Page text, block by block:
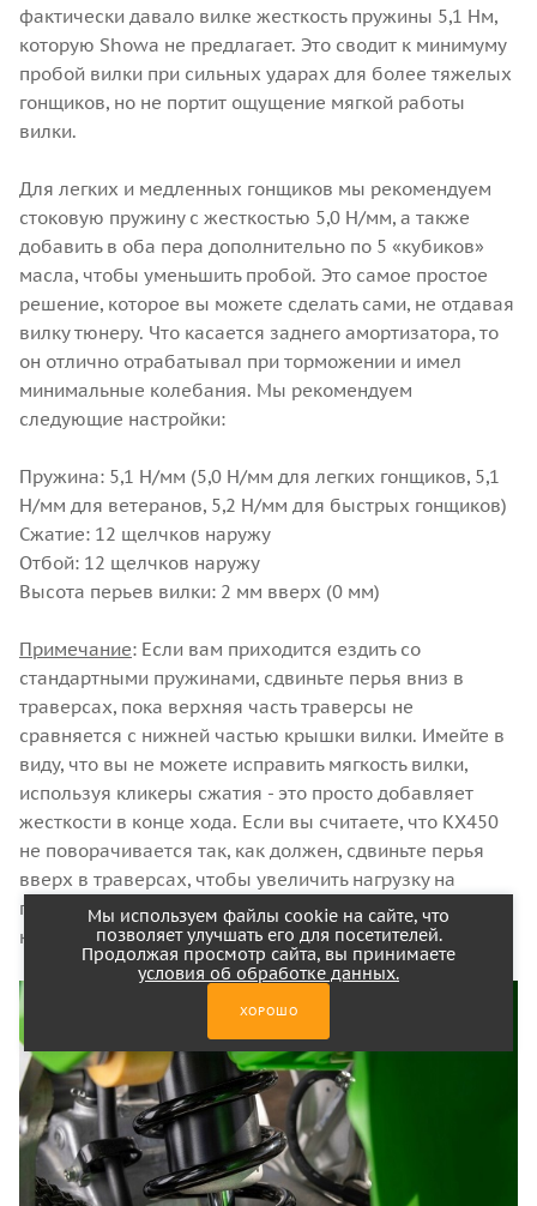
фактически давало вилке жесткость пружины 5,1 Нм,
которую Showa не предлагает. Это сводит к минимуму
пробой вилки при сильных ударах для более тяжелых
гонщиков, но не портит ощущение мягкой работы
вилки.
Для легких и медленных гонщиков мы рекомендуем
стоковую пружину с жесткостью 5,0 Н/мм, а также
добавить в оба пера дополнительно по 5 «кубиков»
масла, чтобы уменьшить пробой. Это самое простое
решение, которое вы можете сделать сами, не отдавая
вилку тюнеру. Что касается заднего амортизатора, то
он отлично отрабатывал при торможении и имел
минимальные колебания. Мы рекомендуем
следующие настройки:
Пружина: 5,1 Н/мм (5,0 Н/мм для легких гонщиков, 5,1
Н/мм для ветеранов, 5,2 Н/мм для быстрых гонщиков)
Сжатие: 12 щелчков наружу
Отбой: 12 щелчков наружу
Высота перьев вилки: 2 мм вверх (0 мм)
Примечание: Если вам приходится ездить со
стандартными пружинами, сдвиньте перья вниз в
траверсах, пока верхняя часть траверсы не
сравняется с нижней частью крышки вилки. Имейте в
виду, что вы не можете исправить мягкость вилки,
используя кликеры сжатия - это просто добавляет
жесткости в конце хода. Если вы считаете, что KX450
не поворачивается так, как должен, сдвиньте перья
вверх в траверсах, чтобы увеличить нагрузку на
переднее колесо и увеличить угол наклона рулевой
колонки.
Мы используем файлы cookie на сайте, что
позволяет улучшать его для посетителей.
Продолжая просмотр сайта, вы принимаете
условия об обработке данных.
ХОРОШО